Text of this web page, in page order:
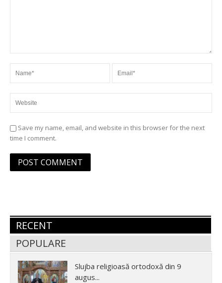
Save my name, email, and website in this browser for the next
time I comment.
RECENT
POPULARE
Slujba religioasă ortodoxă din 9
augus...